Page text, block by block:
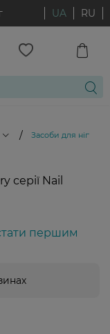
UA RU
/ Засоби для нігтів
серії Nail
першим